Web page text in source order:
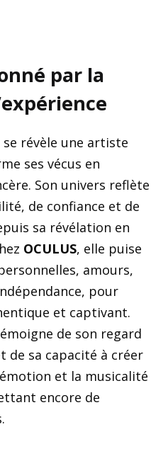
par la
révèle une artiste
ses vécus en
Son univers reflète
de confiance et de
sa révélation en
OCULUS, elle puise
amours,
pour
et captivant.
de son regard
de sa capacité à créer
et la musicalité
encore de